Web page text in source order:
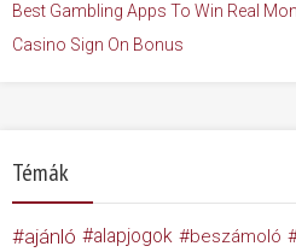
Best Gambling Apps To Win Real
Casino Sign On Bonus
Témák
ajánló alapjogok beszámoló